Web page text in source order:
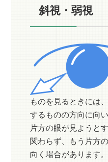
斜視・弱視
ものを見るときには
するものの方向に向
片方の眼が見ようと
関わらず、もう片方
向く場合があります